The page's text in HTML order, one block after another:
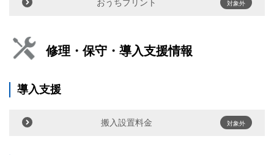
おうちプリント 対象外
修理・保守・導入支援情報
導入支援
搬入設置料金 対象外